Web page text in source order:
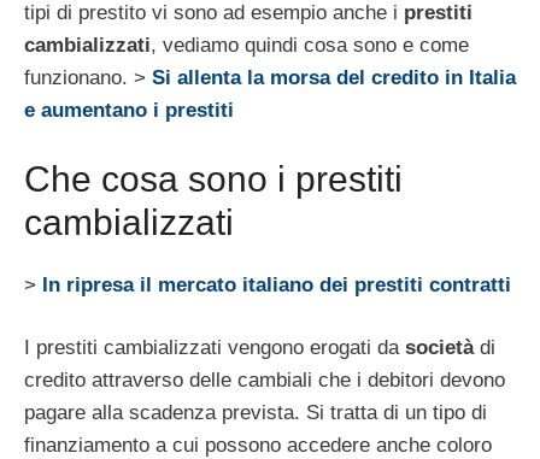
tipi di prestito vi sono ad esempio anche i prestiti
cambializzati, vediamo quindi cosa sono e come
funzionano. > Si allenta la morsa del credito in Italia
e aumentano i prestiti
Che cosa sono i prestiti
cambializzati
> In ripresa il mercato italiano dei prestiti contratti
I prestiti cambializzati vengono erogati da societàdi
credito attraverso delle cambiali che i debitori devono
pagare alla scadenza prevista. Si tratta di un tipo di
finanziamento a cui possono accedere anche coloro